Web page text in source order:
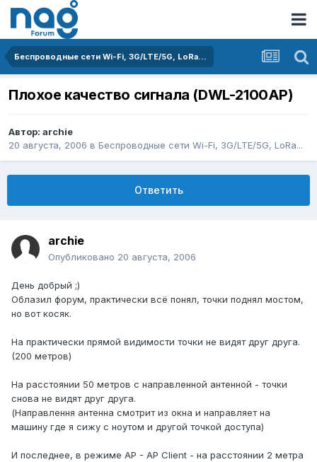
Беспроводные сети Wi-Fi, 3G/LTE/5G, LoRa...
Плохое качество сигнала (DWL-2100AP)
Автор: archie
20 августа, 2006 в Беспроводные сети Wi-Fi, 3G/LTE/5G, LoRa...
Ответить
archie
Опубликовано 20 августа, 2006
День добрый ;)
Облазил форум, практически всё понял, точки поднял мостом,
но вот косяк.
На практически прямой видимости точки не видят друг друга.
(200 метров)
На расстоянии 50 метров с направленной антенной - точки
снова не видят друг друга.
(Направлення антенна смотрит из окна и направляет на
машину где я сижу с ноутом и другой точкой доступа)
И последнее, в режиме AP - AP Client - на расстоянии 2 метра